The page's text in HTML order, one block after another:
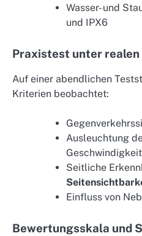
Wasser- und
und IPX6
Praxistest unter realen
Auf einer abendlichen
Kriterien beobachtet:
Ausleuchtung
Seitliche
Einfluss von
Bewertungsskala und